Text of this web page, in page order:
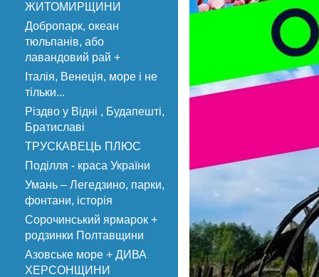
ЖИТОМИРЩИНИ
Добропарк, океан
тюльпанів, або
лавандовий рай +
Італія, Венеція, море і не
тільки...
Різдво у Відні , Будапешті,
Братиславі
ТРУСКАВЕЦЬ ПЛЮС
Поділля - краса України
Умань – Легедзино, парки,
фонтани, історія
Сорочинський ярмарок +
родзинки Полтавщини
Азовське море + ДИВА
ХЕРСОНЩИНИ